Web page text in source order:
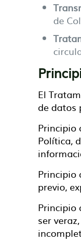
de
El
de datos
Principio
Política,
Principio
previo,
Principio
ser